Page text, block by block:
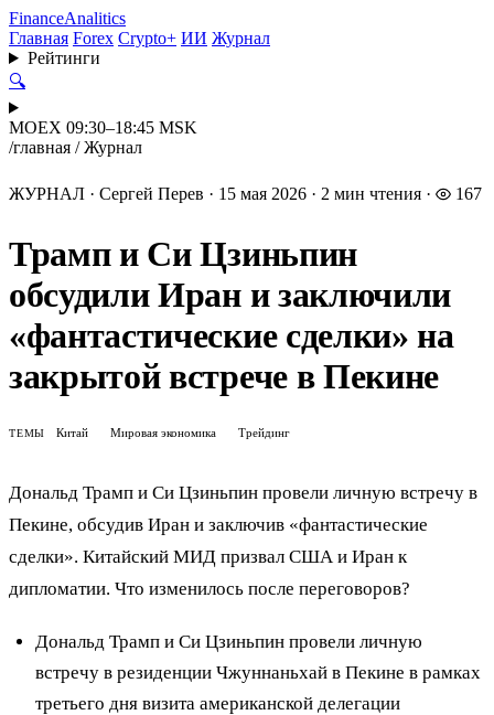
FinanceAnalitics
Главная Forex Crypto+ ИИ Журнал
Рейтинги
🔍
MOEX 09:30–18:45 MSK
/главная / Журнал
ЖУРНАЛ · Сергей Перев · 15 мая 2026 · 2 мин чтения · 167
Трамп и Си Цзиньпин
обсудили Иран и заключили
«фантастические сделки» на
закрытой встрече в Пекине
ТЕМЫ Китай Мировая экономика Трейдинг
Дональд Трамп и Си Цзиньпин провели личную встречу в
Пекине, обсудив Иран и заключив «фантастические
сделки». Китайский МИД призвал США и Иран к
дипломатии. Что изменилось после переговоров?
Дональд Трамп и Си Цзиньпин провели личную
встречу в резиденции Чжуннаньхай в Пекине в рамках
третьего дня визита американской делегации